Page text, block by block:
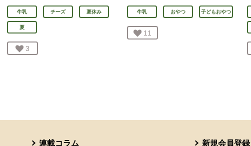
牛乳 チーズ 夏休み
夏
お気に入り登録：
3
牛乳 おやつ 子どもおやつ
お気に入り登録：
11
連載コラム 新規会員登録